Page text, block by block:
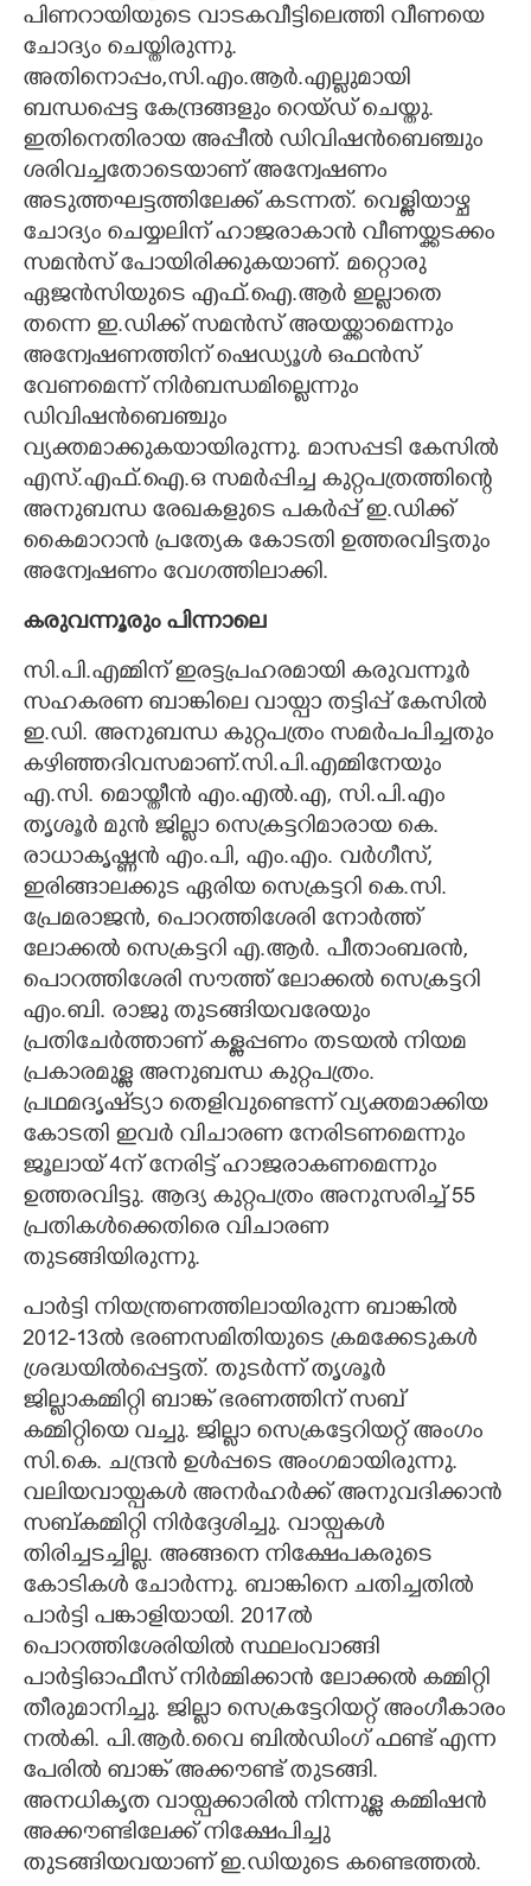
പിണറായിയുടെ വാടകവീട്ടിലെത്തി വീണയെ
ചോദ്യം ചെയ്തിരുന്നു.
അതിനൊപ്പം,സി.എം.ആർ.എല്ലുമായി
ബന്ധപ്പെട്ട കേന്ദ്രങ്ങളും റെയ്ഡ് ചെയ്തു.
ഇതിനെതിരായ അപ്പീൽ ഡിവിഷൻബെഞ്ചും
ശരിവച്ചതോടെയാണ് അന്വേഷണം
അടുത്തഘട്ടത്തിലേക്ക് കടന്നത്. വെള്ളിയാഴ്ച
ചോദ്യം ചെയ്യലിന് ഹാജരാകാൻ വീണയ്ക്കടക്കം
സമൻസ് പോയിരിക്കുകയാണ്. മറ്റൊരു
ഏജൻസിയുടെ എഫ്.ഐ.ആർ ഇല്ലാതെ
തന്നെ ഇ.ഡിക്ക് സമൻസ് അയയ്ക്കാമെന്നും
അന്വേഷണത്തിന് ഷെഡ്യൂൾ ഒഫൻസ്
വേണമെന്ന് നിർബന്ധമില്ലെന്നും
ഡിവിഷൻബെഞ്ചും
വ്യക്തമാക്കുകയായിരുന്നു. മാസപ്പടി കേസിൽ
എസ്.എഫ്.ഐ.ഒ സമർപ്പിച്ച കുറ്റപത്രത്തിന്റെ
അനുബന്ധ രേഖകളുടെ പകർപ്പ് ഇ.ഡിക്ക്
കൈമാറാൻ പ്രത്യേക കോടതി ഉത്തരവിട്ടതും
അന്വേഷണം വേഗത്തിലാക്കി.
കരുവന്നൂരും പിന്നാലെ
സി.പി.എമ്മിന് ഇരട്ടപ്രഹരമായി കരുവന്നൂർ
സഹകരണ ബാങ്കിലെ വായ്പാ തട്ടിപ്പ് കേസിൽ
ഇ.ഡി. അനുബന്ധ കുറ്റപത്രം സമർപപിച്ചതും
കഴിഞ്ഞദിവസമാണ്.സി.പി.എമ്മിനേയും
എ.സി. മൊയ്തീൻ എം.എൽ.എ, സി.പി.എം
തൃശൂർ മുൻ ജില്ലാ സെക്രട്ടറിമാരായ കെ.
രാധാകൃഷ്ണൻ എം.പി, എം.എം. വർഗീസ്,
ഇരിങ്ങാലക്കുട ഏരിയ സെക്രട്ടറി കെ.സി.
പ്രേമരാജൻ, പൊറത്തിശേരി നോർത്ത്
ലോക്കൽ സെക്രട്ടറി എ.ആർ. പീതാംബരൻ,
പൊറത്തിശേരി സൗത്ത് ലോക്കൽ സെക്രട്ടറി
എം.ബി. രാജു തുടങ്ങിയവരേയും
പ്രതിചേർത്താണ് കള്ളപ്പണം തടയൽ നിയമ
പ്രകാരമുള്ള അനുബന്ധ കുറ്റപത്രം.
പ്രഥമദൃഷ്‌ട്യാ തെളിവുണ്ടെന്ന് വ്യക്തമാക്കിയ
കോടതി ഇവർ വിചാരണ നേരിടണമെന്നും
ജൂലായ് 4ന് നേരിട്ട് ഹാജരാകണമെന്നും
ഉത്തരവിട്ടു. ആദ്യ കുറ്റപത്രം അനുസരിച്ച് 55
പ്രതികൾക്കെതിരെ വിചാരണ
തുടങ്ങിയിരുന്നു.
പാർട്ടി നിയന്ത്രണത്തിലായിരുന്ന ബാങ്കിൽ
2012-13ൽ ഭരണസമിതിയുടെ ക്രമക്കേടുകൾ
ശ്രദ്ധയിൽപ്പെട്ടത്. തുടർന്ന് തൃശൂർ
ജില്ലാകമ്മിറ്റി ബാങ്ക് ഭരണത്തിന് സബ്
കമ്മിറ്റിയെ വച്ചു. ജില്ലാ സെക്രട്ടേറിയറ്റ് അംഗം
സി.കെ. ചന്ദ്രൻ ഉൾപ്പടെ അംഗമായിരുന്നു.
വലിയവായ്പകൾ അനർഹർക്ക് അനുവദിക്കാൻ
സബ്കമ്മിറ്റി നിർദ്ദേശിച്ചു. വായ്പകൾ
തിരിച്ചടച്ചില്ല. അങ്ങനെ നിക്ഷേപകരുടെ
കോടികൾ ചോർന്നു. ബാങ്കിനെ ചതിച്ചതിൽ
പാർട്ടി പങ്കാളിയായി. 2017ൽ
പൊറത്തിശേരിയിൽ സ്ഥലംവാങ്ങി
പാർട്ടിഓഫീസ് നിർമ്മിക്കാൻ ലോക്കൽ കമ്മിറ്റി
തീരുമാനിച്ചു. ജില്ലാ സെക്രട്ടേറിയറ്റ് അംഗീകാരം
നൽകി. പി.ആർ.വൈ ബിൽഡിംഗ് ഫണ്ട് എന്ന
പേരിൽ ബാങ്ക് അക്കൗണ്ട് തുടങ്ങി.
അനധികൃത വായ്പക്കാരിൽ നിന്നുള്ള കമ്മിഷൻ
അക്കൗണ്ടിലേക്ക് നിക്ഷേപിച്ചു
തുടങ്ങിയവയാണ് ഇ.ഡിയുടെ കണ്ടെത്തൽ.